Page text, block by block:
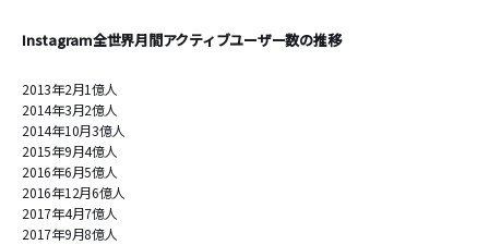
Instagram全世界月間アクティブユーザー数の推移
2013年2月1億人
2014年3月2億人
2014年10月3億人
2015年9月4億人
2016年6月5億人
2016年12月6億人
2017年4月7億人
2017年9月8億人